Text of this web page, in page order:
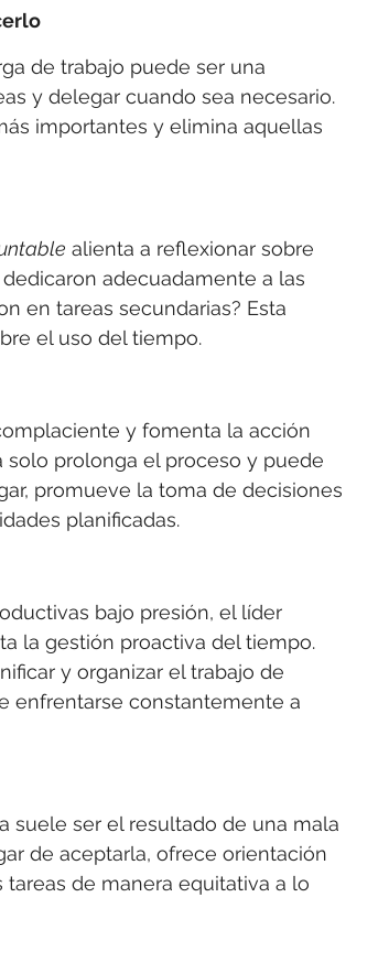
de trabajo puede ser una
y delegar cuando sea necesario.
importantes y elimina aquellas
alienta a reflexionar sobre
adecuadamente a las
en tareas secundarias? Esta
el uso del tiempo.
y fomenta la acción
solo prolonga el proceso y puede
promueve la toma de decisiones
planificadas.
bajo presión, el líder
la gestión proactiva del tiempo.
y organizar el trabajo de
enfrentarse constantemente a
suele ser el resultado de una mala
de aceptarla, ofrece orientación
de manera equitativa a lo